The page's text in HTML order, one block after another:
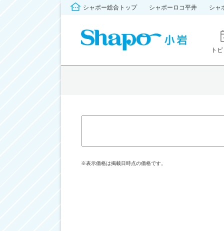
シャポー総合トップ シャポーロコ平井 シャ
ト
※表示価格は掲載日時点の価格です。